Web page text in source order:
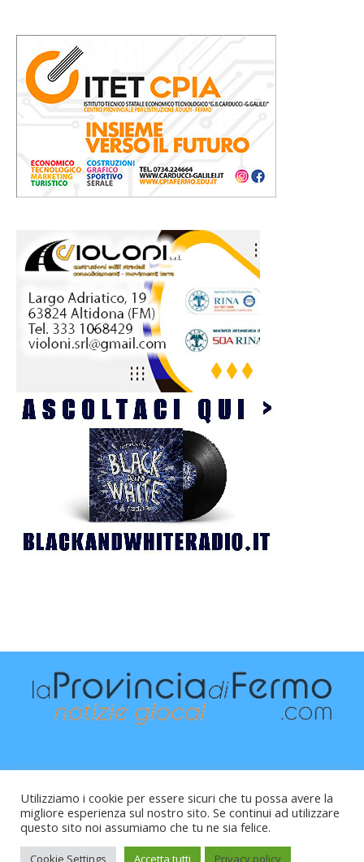
Raffaele Vitali - via Leopardi 10 - 61121 Pesaro (PU) -
Cod.Fisc VTLRFL77B02L500Y - Testata giornalistica, aut.
Utilizziamo i cookie per essere sicuri che tu possa avere la
migliore esperienza sul nostro sito. Se continui ad utilizzare
questo sito noi assumiamo che tu ne sia felice.
Cookie Settings Accetta tutti Privacy policy